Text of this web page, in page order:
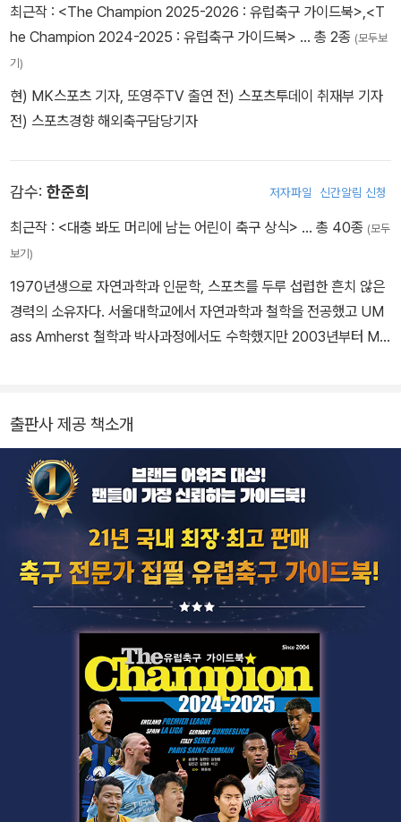
최근작 : <The Champion 2025-2026 : 유럽축구 가이드북>,<T
he Champion 2024-2025 : 유럽축구 가이드북> … 총 2종 (모두보
기)
현) MK스포츠 기자, 또영주TV 출연 전) 스포츠투데이 취재부 기자
전) 스포츠경향 해외축구담당기자
감수: 한준희 저자파일 신간알림 신청
최근작 : <대충 봐도 머리에 남는 어린이 축구 상식> … 총 40종 (모두
보기)
1970년생으로 자연과학과 인문학, 스포츠를 두루 섭렵한 흔치 않은
경력의 소유자다. 서울대학교에서 자연과학과 철학을 전공했고 UM
ass Amherst 철학과 박사과정에서도 수학했지만 2003년부터 MB
성남FC 선수강화위원장, 경기도 수원 월드컵경기장 관리재단 이사
로도 활동하며 다양한 경험을 축적했고, 2024년 현재 대한축구협회
부회장과 경주 한수원 축구단 이사를 역임하고 있다. 2023년부터 국
내 스포츠 OTT의 선두주자인 쿠팡플레이 전속해설위원으로 맹활약
중이다. 월드컵에서부터 아프리칸 네이션스컵, 유럽 5대리그와 UEF
A 챔피언스리그로부터 여자축구 WK리그, 전국체전 등에 이르기까
지 국내 축구 해설계를 통틀어 가장 다양한 유형의 대회들을 소화한
해설위원이라 할 수 있다. 또 《축구 전술 노트108》, 《한 권으로 마스
터하는 퍼펙트 축구 포메이션》, 《펩 과르디올라》, 《앤지 포스테코글
루 레볼루션》등을 포함, 대한민국에서 가장많은 축구 서적을 감수한
인물이기도 하다.
출판사 제공 책소개